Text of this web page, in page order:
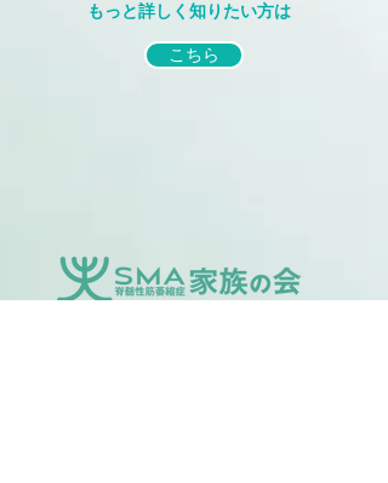
もっと詳しく知りたい方は
こちら